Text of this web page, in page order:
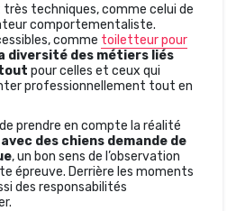
techniques, comme celui de
comportementaliste.
comme toiletteur pour
diversité des métiers liés
pour celles et ceux qui
professionnellement tout en
prendre en compte la réalité
des chiens demande de
, un bon sens de l’observation
épreuve. Derrière les moments
des responsabilités